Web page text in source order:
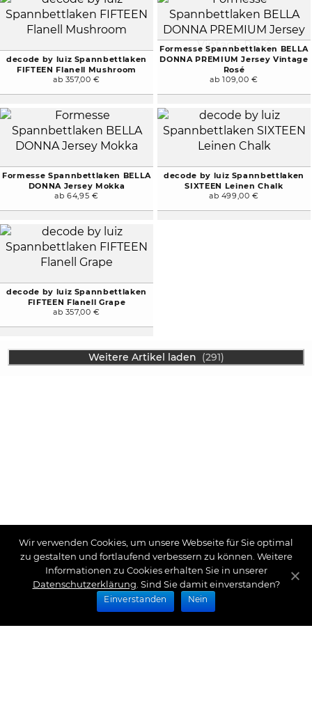
decode by luiz Spannbettlaken
FIFTEEN Flanell Mushroom
ab 357,00 €
Formesse Spannbettlaken BELLA
DONNA PREMIUM Jersey Vintage
Rosé
ab 109,00 €
Formesse Spannbettlaken BELLA
DONNA Jersey Mokka
ab 64,95 €
decode by luiz Spannbettlaken
SIXTEEN Leinen Chalk
ab 499,00 €
decode by luiz Spannbettlaken
FIFTEEN Flanell Grape
ab 357,00 €
Weitere Artikel laden (291)
Wir verwenden Cookies, um unsere Webseite für Sie optimal
zu gestalten und fortlaufend verbessern zu können. Weitere
Informationen zu Cookies erhalten Sie in unserer
Datenschutzerklärung . Sind Sie damit einverstanden?
Einverstanden Nein